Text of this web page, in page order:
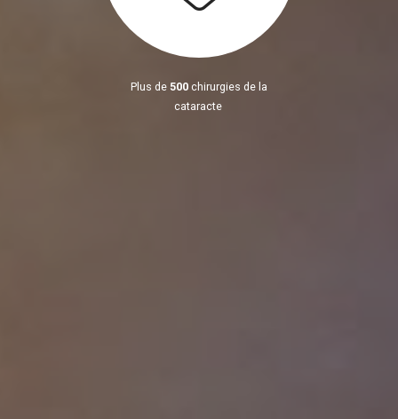
Plus de 500 chirurgies de la
cataracte